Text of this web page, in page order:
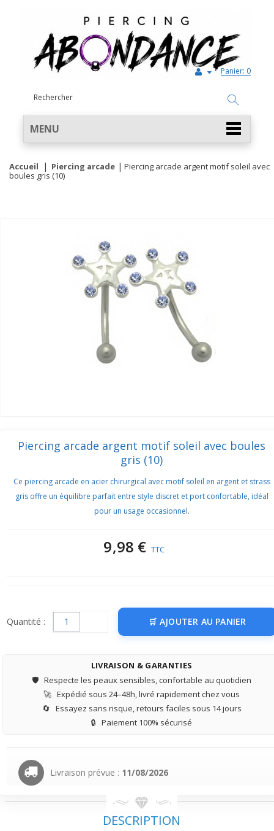
Panier: 0
MENU
Accueil Piercing arcade
Piercing arcade argent motif soleil avec
boules gris (10)
Piercing arcade argent motif soleil avec boules
gris (10)
Ce piercing arcade en acier chirurgical avec motif soleil en argent et strass
gris offre un équilibre parfait entre style discret et port confortable, idéal
pour un usage occasionnel.
9,98 € TTC
Quantité : AJOUTER AU PANIER
LIVRAISON & GARANTIES
🛡️ Respecte les peaux sensibles, confortable au quotidien
🚀 Expédié sous 24–48h, livré rapidement chez vous
🔄 Essayez sans risque, retours faciles sous 14 jours
🔒 Paiement 100% sécurisé
Livraison prévue : 11/08/2026
DESCRIPTION